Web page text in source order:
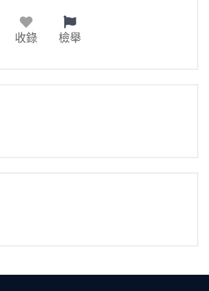
收錄 檢舉